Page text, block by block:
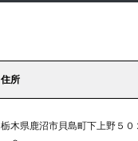
住所
栃木県鹿沼市貝島町下上野５０